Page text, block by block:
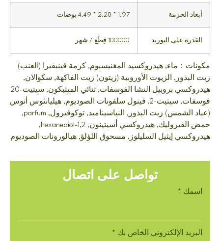
على التوريد 100000 قِطَع / شهر
ماء, هيدروكسيد المغنيسيوم, كرمة فينيفيرا (العنب)
الزيوت الأوروبية (زيتون) زيت الفاكهة, سكوالان,
هيدروكسي بروبيل النشا الفوسفات, ثنائي الميثيكون, سيتيث-20
فوسفات, سيتيث-2, فينول سلفونات الصوديوم, هيليانثوس أنوس
(عباد الشمس) زيت البذور, النياسيناميد, توكوفيرول, parfum,
حمض الفيروليك, هيدروكسي أسيتينون, 1,2-hexanediol,
إيثيل السليلوز, مسحوق اللؤلؤ, هيالورونات الصوديوم
تواصل على اتصال
الإلكتروني الخاص بك *